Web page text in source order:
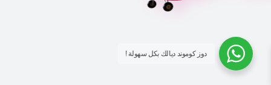
! دوز كوموند ديالك بكل سهولة